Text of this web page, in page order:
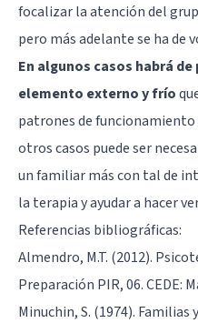
focalizar la atención del
pero más adelante se ha de
En algunos casos habrá
elemento externo y frío
patrones de
otros casos puede ser
un familiar más con tal de
la terapia y ayudar a hacer
Referencias bibliográficas:
Almendro, M.T. (2012).
Preparación PIR, 06. CEDE:
Minuchin, S. (1974).